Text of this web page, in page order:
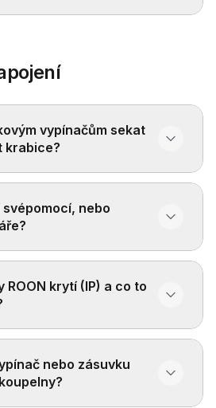
vypínačům sekat
krabice?
nebo
ROON krytí (IP) a co to
nebo zásuvku